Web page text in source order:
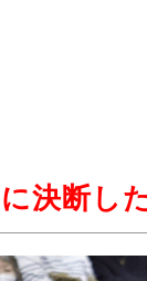
決断し